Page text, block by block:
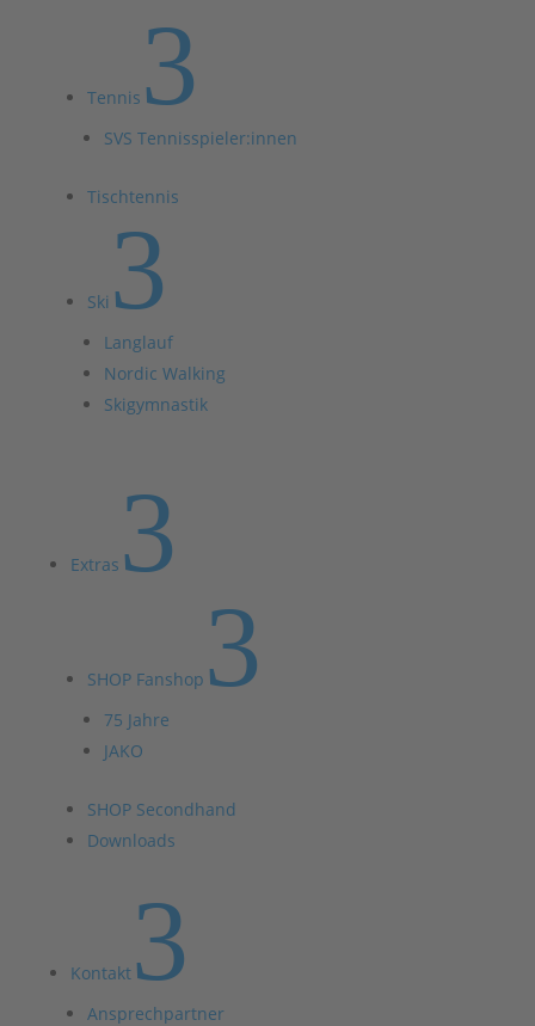
Tennis 3
SVS Tennisspieler:innen
Tischtennis
Ski 3
Langlauf
Nordic Walking
Skigymnastik
Extras 3
SHOP Fanshop 3
75 Jahre
JAKO
SHOP Secondhand
Downloads
Kontakt3
Ansprechpartner